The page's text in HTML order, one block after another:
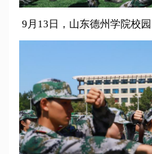
9月13日，山东德州学院校